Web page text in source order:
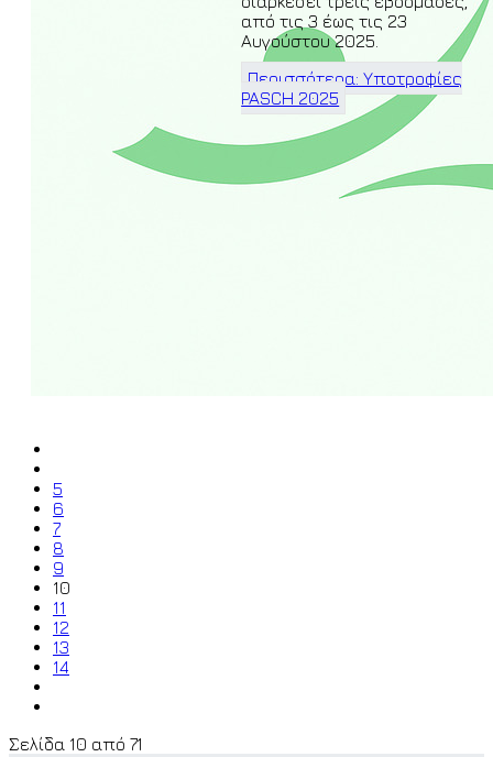
από τις 3 έως τις 23
Αυγούστου 2025.
Περισσότερα: Υποτροφίες
PASCH 2025
5
6
7
8
9
10
11
12
13
14
Σελίδα 10 από 71